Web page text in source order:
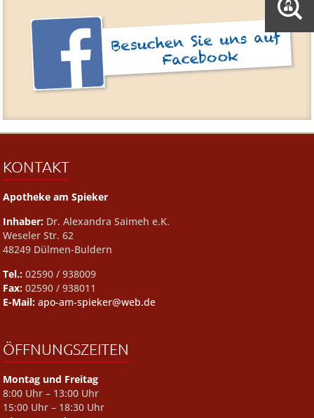
KONTAKT
Apotheke am Spieker
Inhaber: Dr. Alexandra Saimeh e.K.
Weseler Str. 62
48249 Dülmen-Buldern
Tel.: 02590 / 938009
Fax: 02590 / 938011
E-Mail: apo-am-spieker@web.de
ÖFFNUNGSZEITEN
Montag und Freitag
8:00 Uhr – 13:00 Uhr
15:00 Uhr – 18:30 Uhr